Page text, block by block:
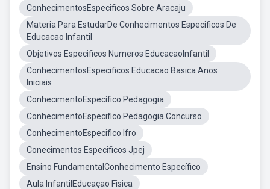
ConhecimentosEspecificos Sobre Aracaju
Materia Para EstudarDe Conhecimentos Especificos De
Educacao Infantil
Objetivos Especificos Numeros EducacaoInfantil
ConhecimentosEspecificos Educacao Basica Anos
Iniciais
ConhecimentoEspecífico Pedagogia
ConhecimentoEspecifico Pedagogia Concurso
ConhecimentoEspecifico Ifro
Conecimentos Especificos Jpej
Ensino FundamentalConhecimento Específico
Aula InfantilEducaçao Fisica